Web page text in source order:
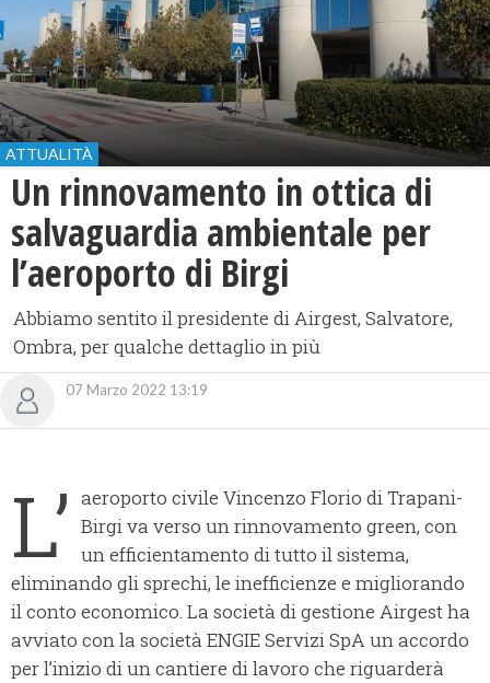
ATTUALITÀ
Un rinnovamento in ottica di
salvaguardia ambientale per
l’aeroporto di Birgi
Abbiamo sentito il presidente di Airgest, Salvatore,
Ombra, per qualche dettaglio in più
07 Marzo 2022 13:19
L’ aeroporto civile Vincenzo Florio di Trapani-
Birgi va verso un rinnovamento green, con
un efficientamento di tutto il sistema,
eliminando gli sprechi, le inefficienze e migliorando
il conto economico. La società di gestione Airgest ha
avviato con la società ENGIE Servizi SpA un accordo
per l’inizio di un cantiere di lavoro che riguarderà